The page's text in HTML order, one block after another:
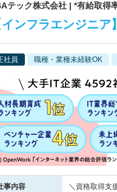
テック株式会社 | *有給取得
インフラエンジニ
社員 職種・業種未経験OK
事内容
＼資格取得支